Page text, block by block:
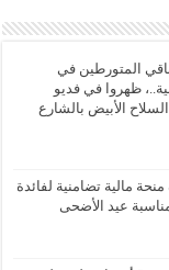
المتورطين في
ظهروا في فديو
الأبيض بالشارع
مالية تضامنية لفائدة
عيد الأضحى